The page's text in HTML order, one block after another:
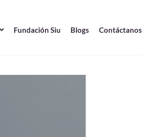
Fundación Siu Blogs Contáctanos